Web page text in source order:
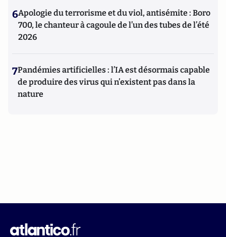
6Apologie du terrorisme et du viol, antisémite : Boro
700, le chanteur à cagoule de l’un des tubes de l’été
2026
7Pandémies artificielles : l’IA est désormais capable
de produire des virus qui n’existent pas dans la
nature